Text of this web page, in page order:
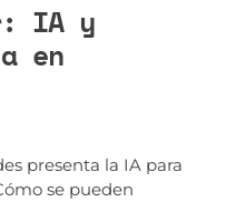
IA y
en
presenta la IA para
se pueden